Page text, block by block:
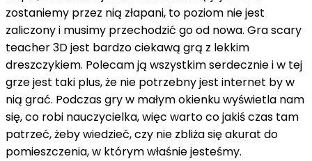
zostaniemy przez nią złapani, to poziom nie jest
zaliczony i musimy przechodzić go od nowa. Gra scary
teacher 3D jest bardzo ciekawą grą z lekkim
dreszczykiem. Polecam ją wszystkim serdecznie i w tej
grze jest taki plus, że nie potrzebny jest internet by w
nią grać. Podczas gry w małym okienku wyświetla nam
się, co robi nauczycielka, więc warto co jakiś czas tam
patrzeć, żeby wiedzieć, czy nie zbliża się akurat do
pomieszczenia, w którym właśnie jesteśmy.